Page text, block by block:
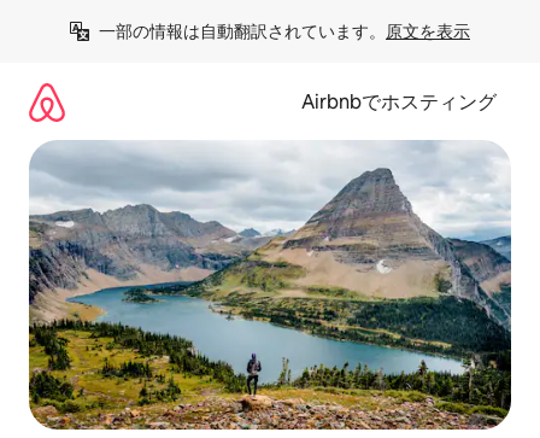
一部の情報は自動翻訳されています。 原文を表示
Airbnbでホスティング